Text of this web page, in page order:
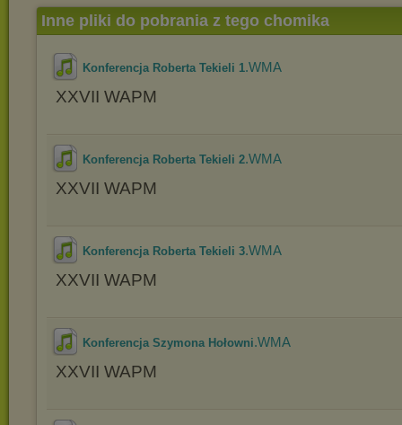
Inne pliki do pobrania z tego chomika
Konferencja Roberta Tekieli 1.WMA
XXVII WAPM
Konferencja Roberta Tekieli 2.WMA
XXVII WAPM
Konferencja Roberta Tekieli 3.WMA
XXVII WAPM
Konferencja Szymona Hołowni.WMA
XXVII WAPM